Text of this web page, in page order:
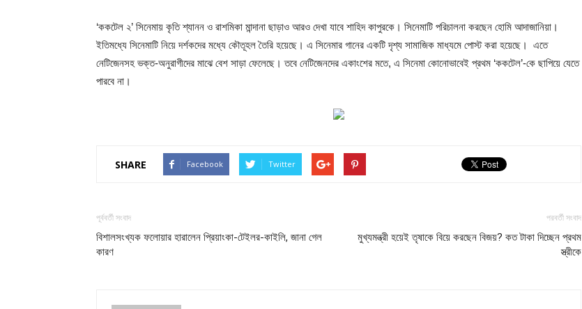
‘ককটেল ২’ সিনেমায় কৃতি শ্যানন ও রাশমিকা মান্দানা ছাড়াও আরও দেখা যাবে শাহিদ কাপুরকে। সিনেমাটি পরিচালনা করছেন হোমি আদাজানিয়া।
ইতিমধ্যে সিনেমাটি নিয়ে দর্শকদের মধ্যে কৌতূহল তৈরি হয়েছে। এ সিনেমার গানের একটি দৃশ্য সামাজিক মাধ্যমে পোস্ট করা হয়েছে। এতে
নেটিজেনসহ ভক্ত-অনুরাগীদের মাঝে বেশ সাড়া ফেলেছে। তবে নেটিজেনদের একাংশের মতে, এ সিনেমা কোনোভাবেই প্রথম ‘ককটেল’-কে ছাপিয়ে যেতে
পারবে না।
SHARE Facebook Twitter
পূর্ববর্তী সংবাদ
বিশালসংখ্যক ফলোয়ার হারালেন প্রিয়াংকা-টেইলর-কাইলি, জানা গেল
কারণ
পরবর্তী সংবাদ
মুখ্যমন্ত্রী হয়েই তৃষাকে বিয়ে করছেন বিজয়? কত টাকা দিচ্ছেন প্রথম
স্ত্রীকে